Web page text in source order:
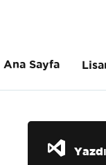
Ana Sayfa